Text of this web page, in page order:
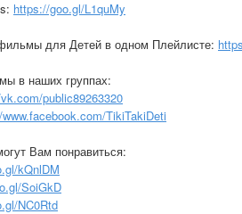
https://goo.gl/L1quMy
для Детей в одном Плейлисте:
в наших группах:
public89263320
TikiTakiDeti
Вам понравиться:
kQnlDM
SoiGkD
NC0Rtd